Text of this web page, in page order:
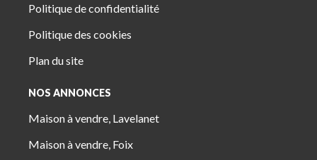
Politique de confidentialité
Politique des cookies
Plan du site
NOS ANNONCES
Maison à vendre, Lavelanet
Maison à vendre, Foix